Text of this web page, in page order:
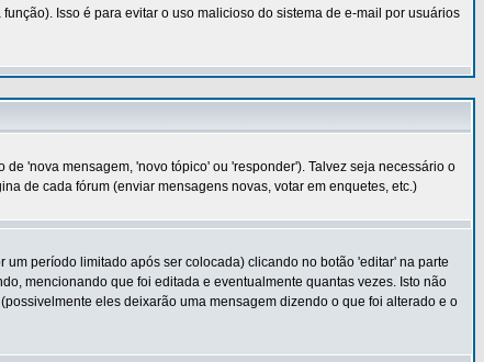
Isso é para evitar o uso malicioso do sistema de e-mail por usuários
'nova mensagem, 'novo tópico' ou 'responder'). Talvez seja necessário o
de cada fórum (enviar mensagens novas, votar em enquetes, etc.)
período limitado após ser colocada) clicando no botão 'editar' na parte
mencionando que foi editada e eventualmente quantas vezes. Isto não
eles deixarão uma mensagem dizendo o que foi alterado e o